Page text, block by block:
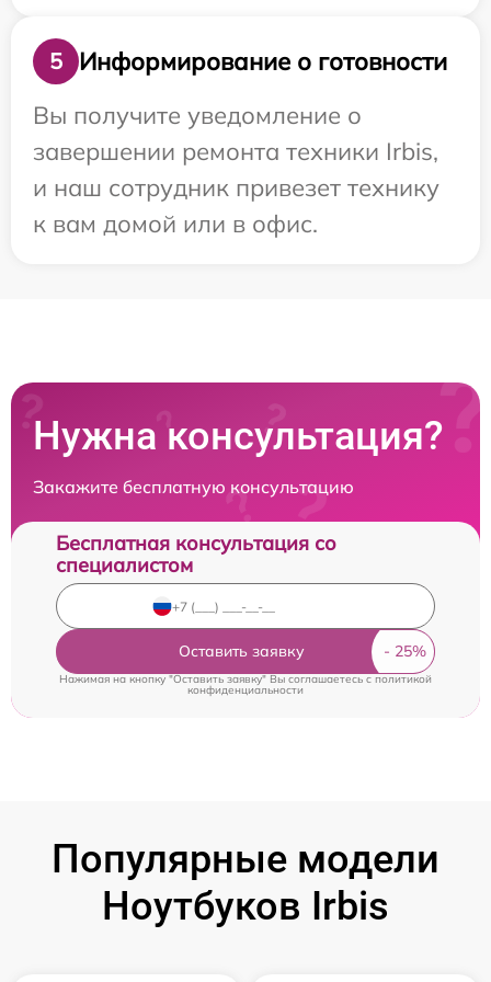
5
Информирование о готовности
Вы получите уведомление о
завершении ремонта техники Irbis,
и наш сотрудник привезет технику
к вам домой или в офис.
Нужна консультация?
Закажите бесплатную консультацию
Бесплатная консультация со
специалистом
Оставить заявку
Нажимая на кнопку "Оставить заявку" Вы соглашаетесь c политикой
конфиденциальности
Популярные модели
Ноутбуков Irbis